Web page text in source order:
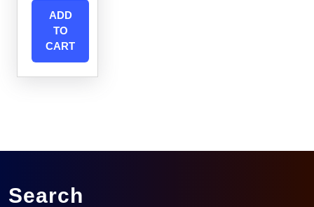
ADD
TO
CART
Search